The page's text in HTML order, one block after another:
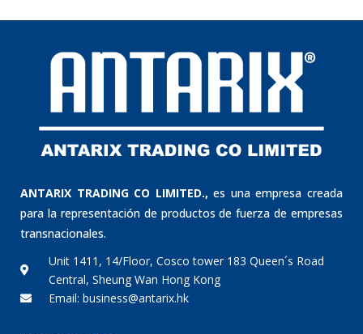
ANTARIX TRADING CO LIMITED., es una empresa creada
para la representación de productos de fuerza de empresas
transnacionales.
Unit 1411, 14/Floor, Cosco tower 183 Queen´s Road
Central, Sheung Wan Hong Kong
Email: business@antarix.hk